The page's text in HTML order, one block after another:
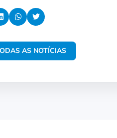
AS NOTÍCIAS